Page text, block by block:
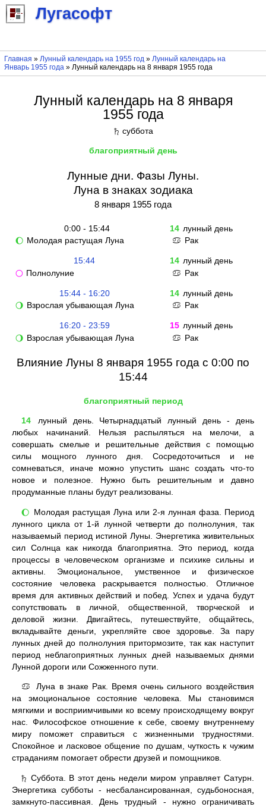
Лугасофт
Главная » Лунный календарь на 1955 год» Лунный календарь на
Январь 1955 года» Лунный календарь на 8 января 1955 года
Лунный календарь на 8 января
1955 года
♄ суббота
благоприятный день
Лунные дни. Фазы Луны.
Луна в знаках зодиака
8 января 1955 года
0:00 - 15:44 14 лунный день
🌔 Молодая растущая Луна ♋ Рак
15:44 14 лунный день
🌕 Полнолуние ♋ Рак
15:44 - 16:20 14 лунный день
🌖 Взрослая убывающая Луна ♋ Рак
16:20 - 23:59 15 лунный день
🌖 Взрослая убывающая Луна ♋ Рак
Влияние Луны 8 января 1955 года с 0:00 по
15:44
благоприятный период
14
лунный день. Четырнадцатый лунный день - день
любых начинаний. Нельзя распыляться на мелочи, а
совершать смелые и решительные действия с помощью
силы мощного лунного дня. Сосредоточиться и не
сомневаться, иначе можно упустить шанс создать что-то
новое и полезное. Нужно быть решительным и давно
продуманные планы будут реализованы.
🌔
Молодая растущая Луна или 2-я лунная фаза. Период
лунного цикла от 1-й лунной четверти до полнолуния, так
называемый период истиной Луны. Энергетика живительных
сил Солнца как никогда благоприятна. Это период, когда
процессы в человеческом организме и психике сильны и
активны. Эмоциональное, умственное и физическое
состояние человека раскрывается полностью. Отличное
время для активных действий и побед. Успех и удача будут
сопутствовать в личной, общественной, творческой и
деловой жизни. Двигайтесь, путешествуйте, общайтесь,
вкладывайте деньги, укрепляйте свое здоровье. За пару
лунных дней до полнолуния притормозите, так как наступит
период неблагоприятных лунных дней называемых днями
Лунной дороги или Сожженного пути.
♋
Луна в знаке Рак. Время очень сильного воздействия
на эмоциональное состояние человека. Мы становимся
мягкими и восприимчивыми ко всему происходящему вокруг
нас. Философское отношение к себе, своему внутреннему
миру поможет справиться с жизненными трудностями.
Спокойное и ласковое общение по душам, чуткость к чужим
страданиям помогает обрести друзей и помощников.
♄ Суббота. В этот день недели миром управляет Сатурн.
Энергетика субботы - несбалансированная, судьбоносная,
замкнуто-пассивная. День трудный - нужно ограничивать